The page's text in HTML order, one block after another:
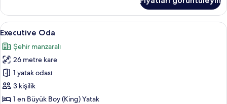
tüm
fotoğrafları
görün
Büyük
(King)
Boy
(Deluxe
King)
hakkında
daha
fazla
detay
Executive
Oda
için
tüm
fotoğrafları
görün
Odada kasa, masa, güneşlik/perde,
7
Executive Oda
Şehir manzaralı
26 metre kare
1 yatak odası
3 kişilik
1 en Büyük Boy (King) Yatak